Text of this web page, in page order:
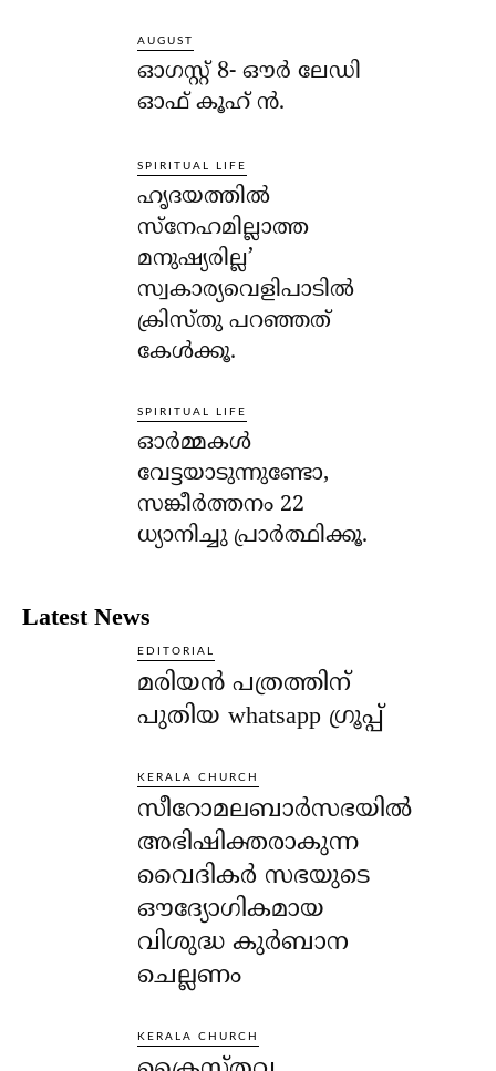
AUGUST
ഓഗസ്റ്റ് 8- ഔര്‍ ലേഡി
ഓഫ് കൂഹ് ന്‍.
SPIRITUAL LIFE
ഹൃദയത്തില്‍
സ്‌നേഹമില്ലാത്ത
മനുഷ്യരില്ല’
സ്വകാര്യവെളിപാടില്‍
ക്രിസ്തു പറഞ്ഞത്
കേള്‍ക്കൂ.
SPIRITUAL LIFE
ഓര്‍മ്മകള്‍
വേട്ടയാടുന്നുണ്ടോ,
സങ്കീര്‍ത്തനം 22
ധ്യാനിച്ചു പ്രാര്‍ത്ഥിക്കൂ.
Latest News
EDITORIAL
മരിയൻ പത്രത്തിന്
പുതിയ whatsapp ഗ്രൂപ്പ്
KERALA CHURCH
സീറോമലബാർസഭയിൽ
അഭിഷിക്തരാകുന്ന
വൈദികർ സഭയുടെ
ഔദ്യോഗികമായ
വിശുദ്ധ കുർബാന
ചെല്ലണം
KERALA CHURCH